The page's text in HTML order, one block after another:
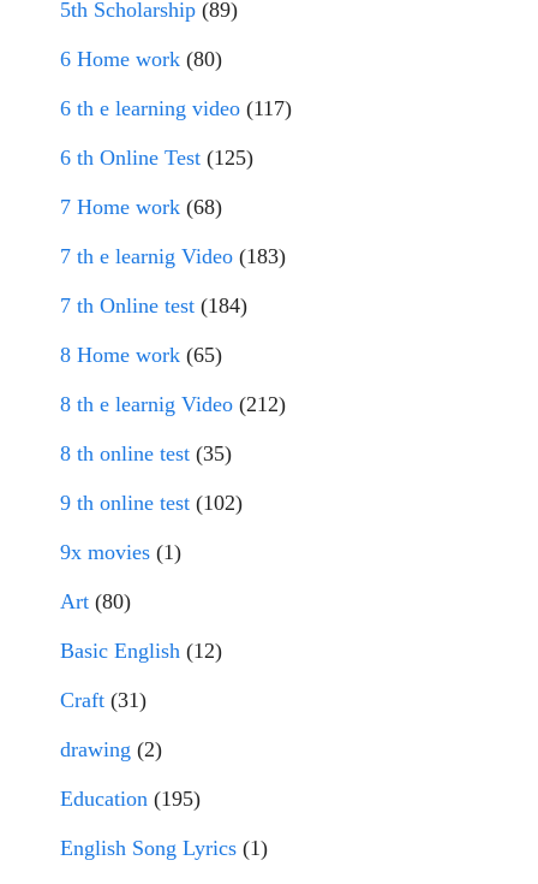
5th Scholarship (89)
6 Home work (80)
6 th e learning video (117)
6 th Online Test (125)
7 Home work (68)
7 th e learnig Video (183)
7 th Online test (184)
8 Home work (65)
8 th e learnig Video (212)
8 th online test (35)
9 th online test (102)
9x movies (1)
Art (80)
Basic English (12)
Craft (31)
drawing (2)
Education (195)
English Song Lyrics (1)